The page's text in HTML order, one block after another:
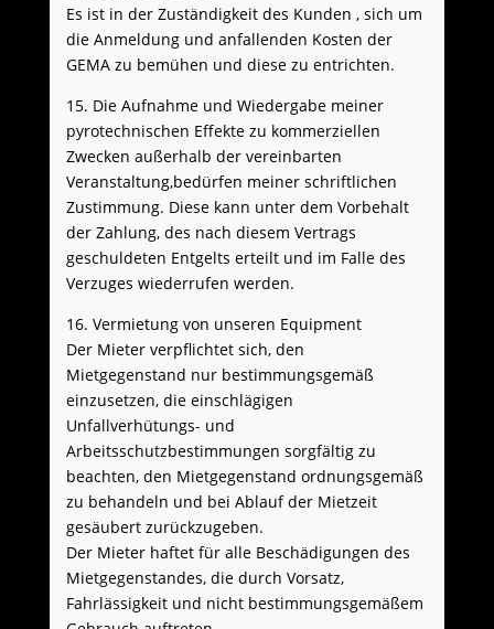
Es ist in der Zuständigkeit des Kunden , sich um
die Anmeldung und anfallenden Kosten der
GEMA zu bemühen und diese zu entrichten.
15. Die Aufnahme und Wiedergabe meiner
pyrotechnischen Effekte zu kommerziellen
Zwecken außerhalb der vereinbarten
Veranstaltung,bedürfen meiner schriftlichen
Zustimmung. Diese kann unter dem Vorbehalt
der Zahlung, des nach diesem Vertrags
geschuldeten Entgelts erteilt und im Falle des
Verzuges wiederrufen werden.
16. Vermietung von unseren Equipment
Der Mieter verpflichtet sich, den
Mietgegenstand nur bestimmungsgemäß
einzusetzen, die einschlägigen
Unfallverhütungs- und
Arbeitsschutzbestimmungen sorgfältig zu
beachten, den Mietgegenstand ordnungsgemäß
zu behandeln und bei Ablauf der Mietzeit
gesäubert zurückzugeben.
Der Mieter haftet für alle Beschädigungen des
Mietgegenstandes, die durch Vorsatz,
Fahrlässigkeit und nicht bestimmungsgemäßem